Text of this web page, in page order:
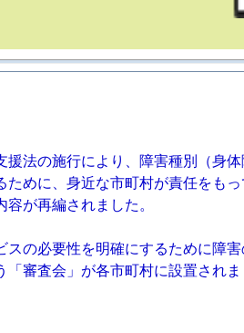
援法の施行により、障害種別（身
ために、身近な市町村が責任をも
容が再編されました。
の必要性を明確にするために障
「審査会」が各市町村に設置さ